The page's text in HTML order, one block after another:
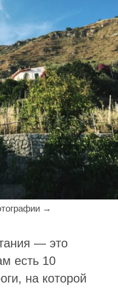
— это
есть 10
на которой